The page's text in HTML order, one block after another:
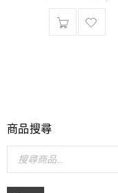
商品搜尋